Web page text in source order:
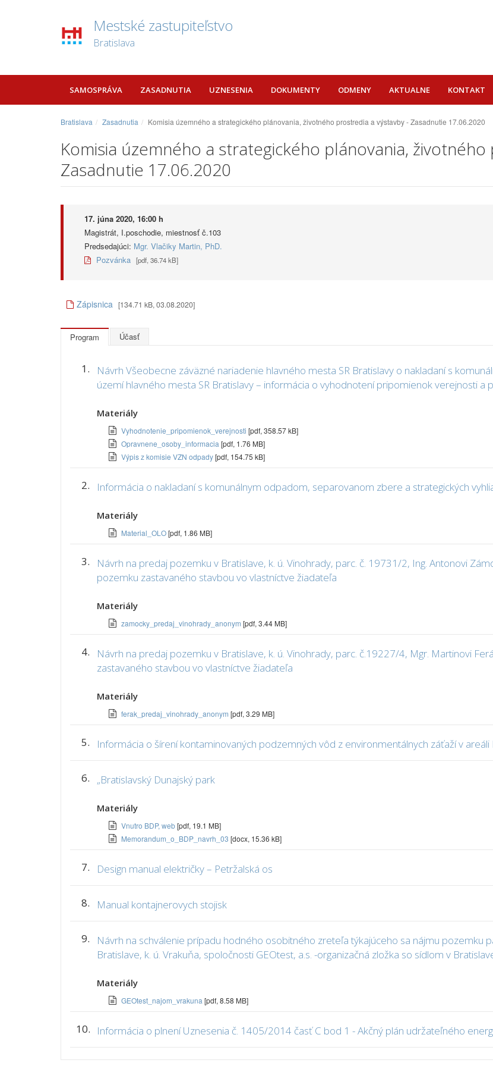
Mestské zastupiteľstvo
Bratislava
SAMOSPRÁVA ZASADNUTIA UZNESENIA DOKUMENTY ODMENY AKTUALNE KONTAKT
Bratislava Zasadnutia Komisia územného a strategického plánovania, životného prostredia a výstavby - Zasadnutie 17.06.2020
Komisia územného a strategického plánovania,
Zasadnutie 17.06.2020
17. júna 2020, 16:00 h
Magistrát, I.poschodie, miestnosť č.103
Predsedajúci: Mgr. Vlačiky Martin, PhD.
Pozvánka [pdf, 36.74 kB]
Zápisnica [134.71 kB, 03.08.2020]
Program Účasť
1.
Návrh Všeobecne záväzné nariadenie hlavného mesta SR Bratislavy o nakladaní s
území hlavného mesta SR Bratislavy – informácia o vyhodnotení pripomienok verejnosti
Materiály
Vyhodnotenie_pripomienok_verejnosti [pdf, 358.57 kB]
Opravnene_osoby_informacia [pdf, 1.76 MB]
Výpis z komisie VZN odpady[pdf, 154.75 kB]
2. Informácia o nakladaní s komunálnym odpadom, separovanom zbere a strategických
Materiály
Material_OLO[pdf, 1.86 MB]
3.
Návrh na predaj pozemku v Bratislave, k. ú. Vinohrady, parc. č. 19731/2, Ing. Antonovi
pozemku zastavaného stavbou vo vlastníctve žiadateľa
Materiály
zamocky_predaj_vinohrady_anonym [pdf, 3.44 MB]
4.
Návrh na predaj pozemku v Bratislave, k. ú. Vinohrady, parc. č.19227/4, Mgr. Martinovi
zastavaného stavbou vo vlastníctve žiadateľa
Materiály
ferak_predaj_vinohrady_anonym [pdf, 3.29 MB]
5. Informácia o šírení kontaminovaných podzemných vôd z environmentálnych záťaží v areáli
6. „Bratislavský Dunajský park
Materiály
Vnutro BDP, web[pdf, 19.1 MB]
Memorandum_o_BDP_navrh_03 [docx, 15.36 kB]
7. Design manual električky – Petržalská os
8. Manual kontajnerovych stojisk
9.
Návrh na schválenie prípadu hodného osobitného zreteľa týkajúceho sa nájmu pozemku
Bratislave, k. ú. Vrakuňa, spoločnosti GEOtest, a.s. -organizačná zložka so sídlom v
Materiály
GEOtest_najom_vrakuna [pdf, 8.58 MB]
10. Informácia o plnení Uznesenia č. 1405/2014 časť C bod 1 - Akčný plán udržateľného